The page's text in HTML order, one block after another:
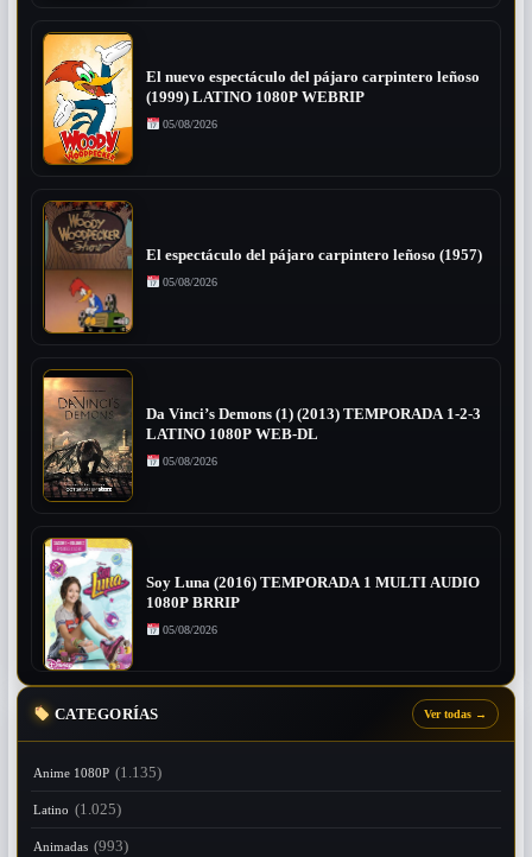
El nuevo espectáculo del pájaro carpintero leñoso
(1999) LATINO 1080P WEBRIP
05/08/2026
El espectáculo del pájaro carpintero leñoso (1957)
05/08/2026
Da Vinci’s Demons (1) (2013) TEMPORADA 1-2-3
LATINO 1080P WEB-DL
05/08/2026
Soy Luna (2016) TEMPORADA 1 MULTI AUDIO
1080P BRRIP
05/08/2026
CATEGORÍAS Ver todas →
Anime 1080P (1.135)
Latino (1.025)
Animadas (993)